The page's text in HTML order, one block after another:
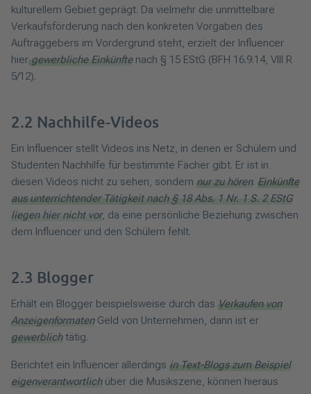
kulturellem Gebiet geprägt. Da vielmehr die unmittelbare
Verkaufsförderung nach den konkreten Vorgaben des
Auftraggebers im Vordergrund steht, erzielt der Influencer
hier gewerbliche Einkünftenach § 15 EStG (BFH 16.9.14, VIII R
5/12).
2.2 Nachhilfe-Videos
Ein Influencer stellt Videos ins Netz, in denen er Schülern und
Studenten Nachhilfe für bestimmte Fächer gibt. Er ist in
diesen Videos nicht zu sehen, sondern nur zu hören. Einkünfte
aus unterrichtender Tätigkeit nach § 18 Abs. 1 Nr. 1 S. 2 EStG
liegen hier nicht vor, da eine persönliche Beziehung zwischen
dem Influencer und den Schülern fehlt.
2.3 Blogger
Erhält ein Blogger beispielsweise durch das Verkaufen von
AnzeigenformatenGeld von Unternehmen, dann ist er
gewerblichtätig.
Berichtet ein Influencer allerdings in Text-Blogs zum Beispiel
eigenverantwortlichüber die Musikszene, können hieraus